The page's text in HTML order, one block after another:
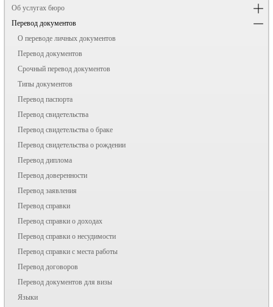
Об услугах бюро
Перевод документов
О переводе личных документов
Перевод документов
Срочный перевод документов
Типы документов
Перевод паспорта
Перевод свидетельства
Перевод свидетельства о браке
Перевод свидетельства о рождении
Перевод диплома
Перевод доверенности
Перевод заявления
Перевод справки
Перевод справки о доходах
Перевод справки о несудимости
Перевод справки с места работы
Перевод договоров
Перевод документов для визы
Языки